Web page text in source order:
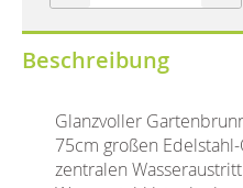
Beschreibung
Glanzvoller
75cm großen
zentralen